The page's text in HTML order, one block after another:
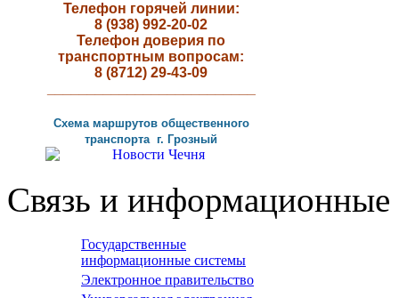
Телефон горячей линии:
8 (938) 992-20-02
Телефон доверия по
транспортным вопросам:
8 (8712) 29-43-09
Схема маршрутов общественного
транспорта г. Грозный
Связь и информационные
Государственные
информационные системы
Электронное правительство